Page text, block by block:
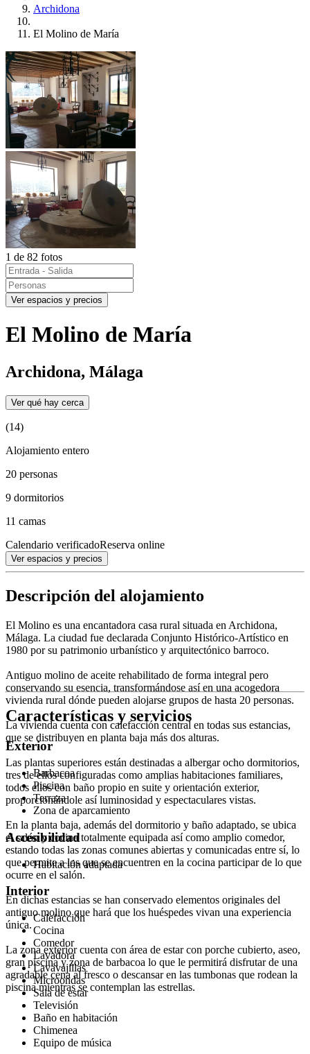
Archidona
El Molino de María
1 de 82 fotos
Ver espacios y precios
El Molino de María
Archidona, Málaga
Ver qué hay cerca
(14)
Alojamiento entero
20 personas
9 dormitorios
11 camas
Calendario verificadoReserva online
Ver espacios y precios
Descripción del alojamiento
El Molino es una encantadora casa rural situada en Archidona,
Málaga. La ciudad fue declarada Conjunto Histórico-Artístico en
1980 por su patrimonio urbanístico y arquitectónico barroco.
Antiguo molino de aceite rehabilitado de forma integral pero
conservando su esencia, transformándose así en una acogedora
vivienda rural dónde pueden alojarse grupos de hasta 20 personas.
La vivienda cuenta con calefacción central en todas sus estancias,
que se distribuyen en planta baja más dos alturas.
Las plantas superiores están destinadas a albergar ocho dormitorios,
tres de ellos configuradas como amplias habitaciones familiares,
todos ellos con baño propio en suite y orientación exterior,
proporcionándole así luminosidad y espectaculares vistas.
En la planta baja, además del dormitorio y baño adaptado, se ubica
el salón y cocina totalmente equipada así como amplio comedor,
estando todas las zonas comunes abiertas y comunicadas entre sí, lo
que permite a los que se encuentren en la cocina participar de lo que
ocurre en el salón.
En dichas estancias se han conservado elementos originales del
antiguo molino que hará que los huéspedes vivan una experiencia
única.
La zona exterior cuenta con área de estar con porche cubierto, aseo,
gran piscina y zona de barbacoa lo que le permitirá disfrutar de una
agradable cena al fresco o descansar en las tumbonas que rodean la
piscina mientras se contemplan las estrellas.
Características y servicios
Exterior
Barbacoa
Piscina
Terraza
Zona de aparcamiento
Accesibilidad
Habitación adaptada
Interior
Calefacción
Cocina
Comedor
Lavadora
Lavavajillas
Microondas
Sala de estar
Televisión
Baño en habitación
Chimenea
Equipo de música